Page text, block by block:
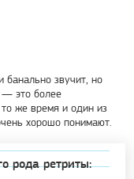
звучит, но
— это более
же время и один из
хорошо понимают.
рода ретриты: